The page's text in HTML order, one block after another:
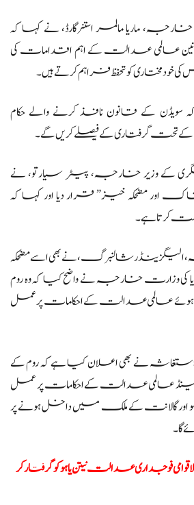
ماریا مالمر استنرگارڈ، نے کہا کہ
عالمی عدالت کے اہم اقدامات کی
خودمختاری کو تحفظ فراہم کرتے ہیں۔
کے قانون نافذ کرنے والے حکام
گرفتاری کے فیصلے کریں گے۔
وزیر خارجہ، پیٹر سیارتو، نے
مضحکہ خیز” قرار دیا اور کہا کہ
کرتا ہے۔
الیگزینڈر شالنبرگ، نے بھی اسے مضحکہ
وزارت خارجہ نے واضح کیا کہ وہ روم
ہوئے عالمی عدالت کے احکامات پر عمل
نے بھی اعلان کیا ہے کہ روم کے
عالمی عدالت کے احکامات پر عمل
یاہو اور گالانت کے ملک میں داخل ہونے پر
گا۔
فوجداری عدالت نیتن یاہو کو گرفتار کر